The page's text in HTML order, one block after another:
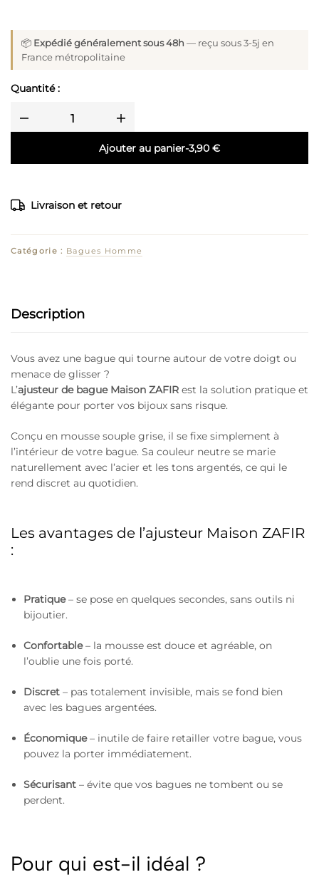
📦 Expédié généralement sous 48h — reçu sous 3-5j en
France métropolitaine
Quantité :
Ajouter au panier-3,90 €
Livraison et retour
Catégorie : Bagues Homme
Description
Vous avez une bague qui tourne autour de votre doigt ou
menace de glisser ?
L’ajusteur de bague Maison ZAFIR est la solution pratique et
élégante pour porter vos bijoux sans risque.
Conçu en mousse souple grise, il se fixe simplement à
l’intérieur de votre bague. Sa couleur neutre se marie
naturellement avec l’acier et les tons argentés, ce qui le
rend discret au quotidien.
Les avantages de l’ajusteur Maison ZAFIR
:
Pratique– se pose en quelques secondes, sans outils ni
bijoutier.
Confortable– la mousse est douce et agréable, on
l’oublie une fois porté.
Discret – pas totalement invisible, mais se fond bien
avec les bagues argentées.
Économique– inutile de faire retailler votre bague, vous
pouvez la porter immédiatement.
Sécurisant – évite que vos bagues ne tombent ou se
perdent.
Pour qui est-il idéal ?